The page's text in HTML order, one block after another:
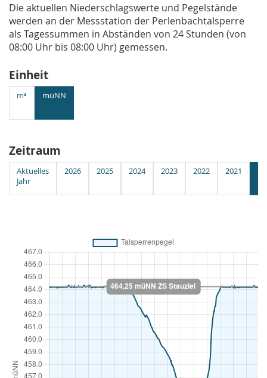
Die aktuellen Niederschlagswerte und Pegelstände
werden an der Messstation der Perlenbachtalsperre
als Tagessummen in Abständen von 24 Stunden (von
08:00 Uhr bis 08:00 Uhr) gemessen.
Einheit
m³ müNN
Zeitraum
Aktuelles
Jahr
2026 2025 2024 2023 2022 2021